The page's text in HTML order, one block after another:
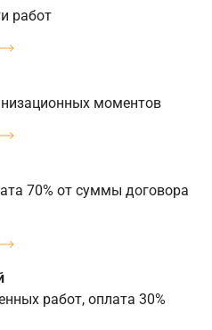
работ
моментов
70% от суммы договора
работ, оплата 30%